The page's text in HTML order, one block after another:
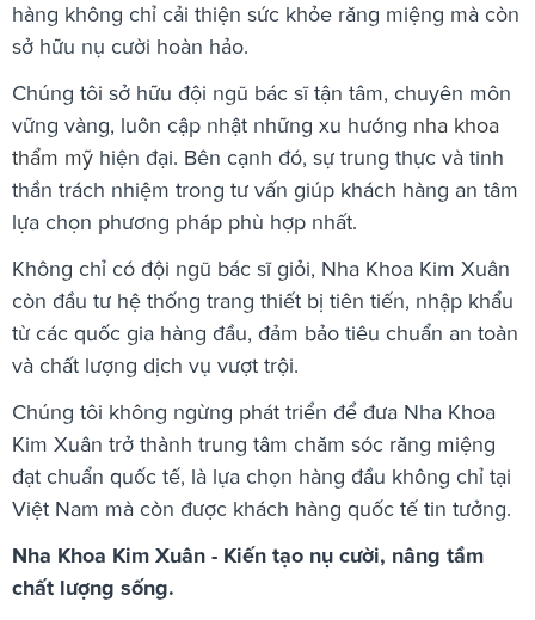
hàng không chỉ cải thiện sức khỏe răng miệng mà còn
sở hữu nụ cười hoàn hảo.
Chúng tôi sở hữu đội ngũ bác sĩ tận tâm, chuyên môn
vững vàng, luôn cập nhật những xu hướng nha khoa
thẩm mỹ hiện đại. Bên cạnh đó, sự trung thực và tinh
thần trách nhiệm trong tư vấn giúp khách hàng an tâm
lựa chọn phương pháp phù hợp nhất.
Không chỉ có đội ngũ bác sĩ giỏi, Nha Khoa Kim Xuân
còn đầu tư hệ thống trang thiết bị tiên tiến, nhập khẩu
từ các quốc gia hàng đầu, đảm bảo tiêu chuẩn an toàn
và chất lượng dịch vụ vượt trội.
Chúng tôi không ngừng phát triển để đưa Nha Khoa
Kim Xuân trở thành trung tâm chăm sóc răng miệng
đạt chuẩn quốc tế, là lựa chọn hàng đầu không chỉ tại
Việt Nam mà còn được khách hàng quốc tế tin tưởng.
Nha Khoa Kim Xuân - Kiến tạo nụ cười, nâng tầm
chất lượng sống.